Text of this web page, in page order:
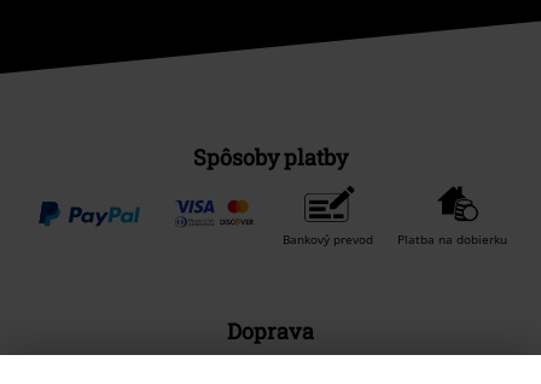
Spôsoby platby
Bankový prevod Platba na dobierku
Doprava